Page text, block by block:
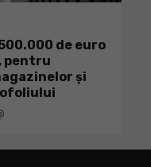
de euro
pentru
și